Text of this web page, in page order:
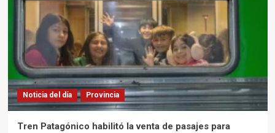
Noticia del día Provincia
Tren Patagónico habilitó la venta de pasajes para